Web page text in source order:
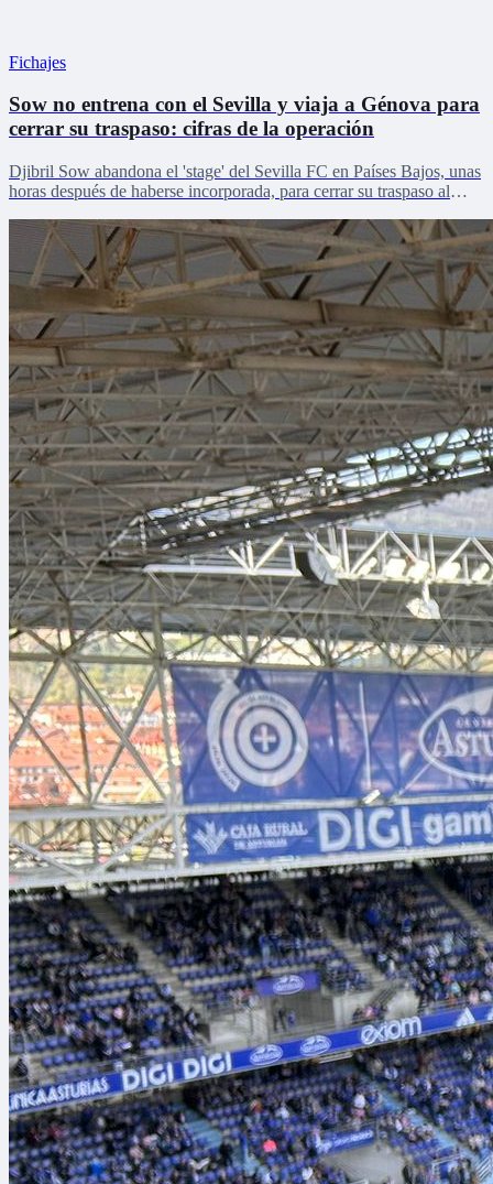
Fichajes
Sow no entrena con el Sevilla y viaja a Génova para
cerrar su traspaso: cifras de la operación
Djibril Sow abandona el 'stage' del Sevilla FC en Países Bajos, unas
horas después de haberse incorporada, para cerrar su traspaso al